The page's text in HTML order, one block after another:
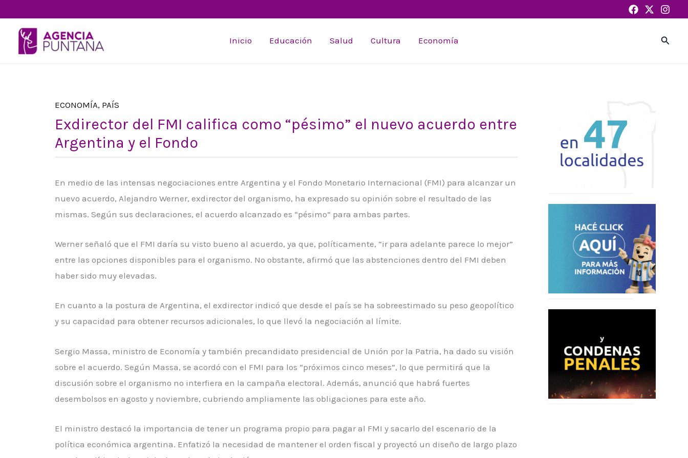
contenido
Inicio Educación Salud Cultura Economía
ECONOMÍA, PAÍS
Exdirector del FMI califica como “pésimo” el nuevo acuerdo entre
Argentina y el Fondo
En medio de las intensas negociaciones entre Argentina y el Fondo Monetario Internacional (FMI) para alcanzar un
nuevo acuerdo, Alejandro Werner, exdirector del organismo, ha expresado su opinión sobre el resultado de las
mismas. Según sus declaraciones, el acuerdo alcanzado es “pésimo” para ambas partes.
Werner señaló que el FMI daría su visto bueno al acuerdo, ya que, políticamente, “ir para adelante parece lo mejor”
entre las opciones disponibles para el organismo. No obstante, afirmó que las abstenciones dentro del FMI deben
haber sido muy elevadas.
En cuanto a la postura de Argentina, el exdirector indicó que desde el país se ha sobreestimado su peso geopolítico
y su capacidad para obtener recursos adicionales, lo que llevó la negociación al límite.
Sergio Massa, ministro de Economía y también precandidato presidencial de Unión por la Patria, ha dado su visión
sobre el acuerdo. Según Massa, se acordó con el FMI para los “próximos cinco meses”, lo que permitirá que la
discusión sobre el organismo no interfiera en la campaña electoral. Además, anunció que habrá fuertes
desembolsos en agosto y noviembre, cubriendo ampliamente las obligaciones para este año.
El ministro destacó la importancia de tener un programa propio para pagar al FMI y sacarlo del escenario de la
política económica argentina. Enfatizó la necesidad de mantener el orden fiscal y proyectó un diseño de largo plazo